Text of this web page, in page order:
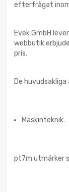
efterfrågat
Evek GmbH
webbutik
pris.
De
Maskinteknik.
pt7m utmärker